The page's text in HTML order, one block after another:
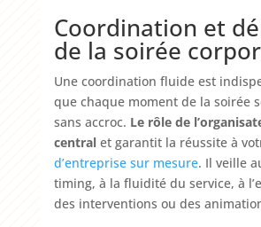
Coordination et
de la soirée
Une coordination fluide est
que chaque moment de la soirée
sans accroc. Le rôle de
central et garantit la réussite à
d’entreprise sur mesure. Il veille
timing, à la fluidité du service, à
des interventions ou des